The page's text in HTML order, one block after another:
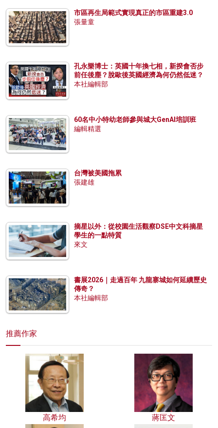
市區再生局範式實現真正的市區重建3.0
張量童
孔永樂博士：英國十年換七相，新揆會否步
前任後塵？脫歐後英國經濟為何仍然低迷？
本社編輯部
60名中小特幼老師參與城大GenAI培訓班
編輯精選
台灣被美國拖累
張建雄
摘星以外：從校園生活觀察DSE中文科摘星
學生的一點特質
來文
書展2026｜走過百年 九龍寨城如何延續歷史
傳奇？
本社編輯部
推薦作家
高希均 蔣匡文